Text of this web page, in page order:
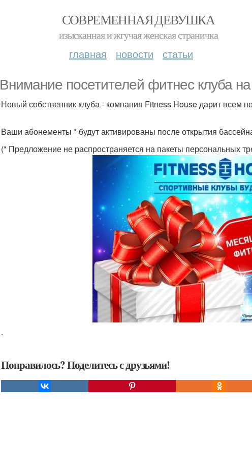
СОВРЕМЕННАЯ ДЕВУШКА
изысканная и жгучая женская страничка
главная новости статьи
Внимание посетителей фитнес клуба
Новый собственник клуба - компания Fitness House дарит всем
Ваши абонементы * будут активированы после открытия
(* Предложение не распространяется на пакеты персональных
.
Понравилось? Поделитесь с друзьями!